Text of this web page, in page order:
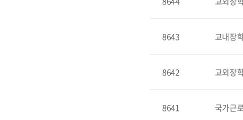
8643 교내장
8642 교외장
8641 국가근